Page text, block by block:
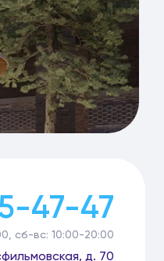
47-47
сб-вс: 10:00-20:00
д. 70